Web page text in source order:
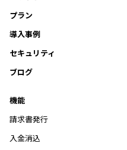
プラン
導入事例
セキュリティ
ブログ
機能
請求書発行
入金消込